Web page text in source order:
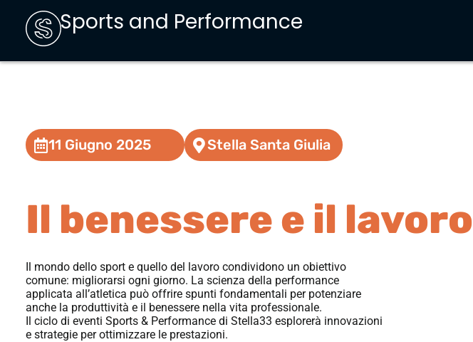
Sports and Performance
11 Giugno 2025 Stella Santa Giulia
Il benessere e il lavoro
Il mondo dello sport e quello del lavoro condividono un obiettivo
comune: migliorarsi ogni giorno. La scienza della performance
applicata all’atletica può offrire spunti fondamentali per potenziare
anche la produttività e il benessere nella vita professionale.
Il ciclo di eventi Sports & Performance di Stella33 esplorerà innovazioni
e strategie per ottimizzare le prestazioni.